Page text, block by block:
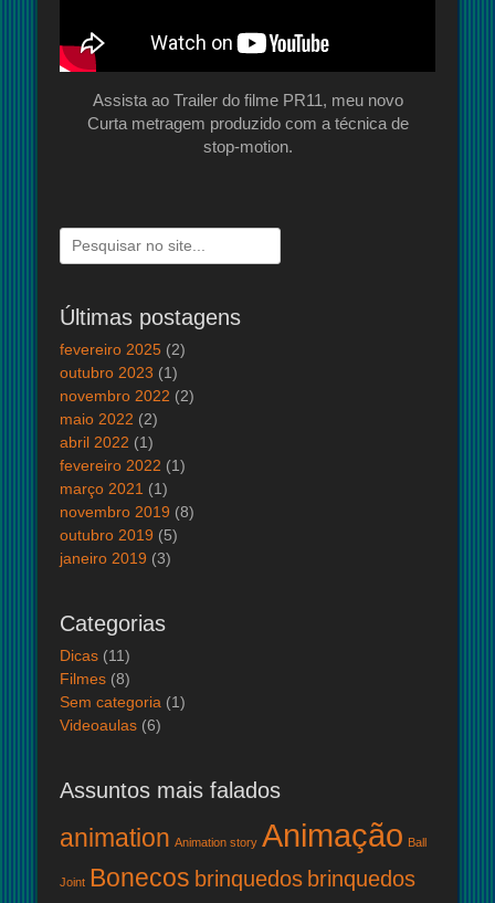
Assista ao Trailer do filme PR11, meu novo
Curta metragem produzido com a técnica de
stop-motion.
Pesquisar
por:
Últimas postagens
fevereiro 2025 (2)
outubro 2023 (1)
novembro 2022 (2)
maio 2022 (2)
abril 2022 (1)
fevereiro 2022 (1)
março 2021 (1)
novembro 2019 (8)
outubro 2019 (5)
janeiro 2019 (3)
Categorias
Dicas (11)
Filmes (8)
Sem categoria (1)
Videoaulas (6)
Assuntos mais falados
animation Animation story Animação Ball
Joint Bonecos brinquedos brinquedos